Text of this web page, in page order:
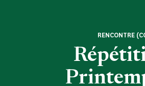
RENCONTRE